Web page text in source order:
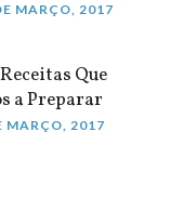
MARÇO, 2017
Que
a Preparar
MARÇO, 2017